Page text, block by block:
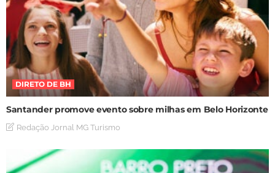
DIRETO DE BH
Santander promove evento sobre milhas em Belo Horizonte
Redação Jornal MG Turismo